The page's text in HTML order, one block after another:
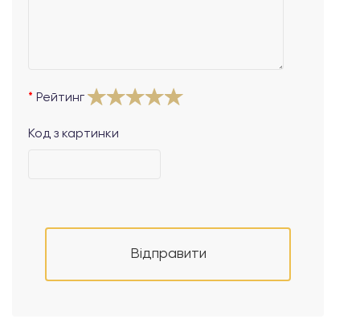
Рейтинг
Код з картинки
Відправити